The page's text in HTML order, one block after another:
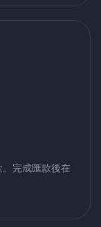
完成匯款後在